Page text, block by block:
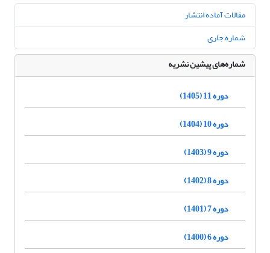
مقالات آماده انتشار
شماره جاری
شماره‌های پیشین نشریه
دوره 11 (1405)
دوره 10 (1404)
دوره 9 (1403)
دوره 8 (1402)
دوره 7 (1401)
دوره 6 (1400)